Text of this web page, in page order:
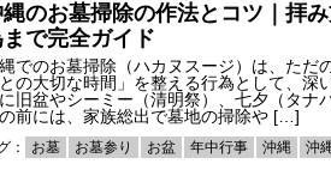
のお墓掃除の作法とコツ｜拝
で完全ガイド
でのお墓掃除（ハカヌスージ）は、ただ
の大切な時間」を整える行為として、深
旧盆やシーミー（清明祭）、七夕（タナ
前には、家族総出で墓地の掃除や […]
： お墓 お墓参り お盆 年中行事 沖縄 沖